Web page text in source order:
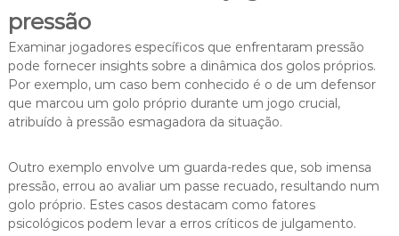
pressão
Examinar jogadores específicos que enfrentaram pressão
pode fornecer insights sobre a dinâmica dos golos próprios.
Por exemplo, um caso bem conhecido é o de um defensor
que marcou um golo próprio durante um jogo crucial,
atribuído à pressão esmagadora da situação.
Outro exemplo envolve um guarda-redes que, sob imensa
pressão, errou ao avaliar um passe recuado, resultando num
golo próprio. Estes casos destacam como fatores
psicológicos podem levar a erros críticos de julgamento.